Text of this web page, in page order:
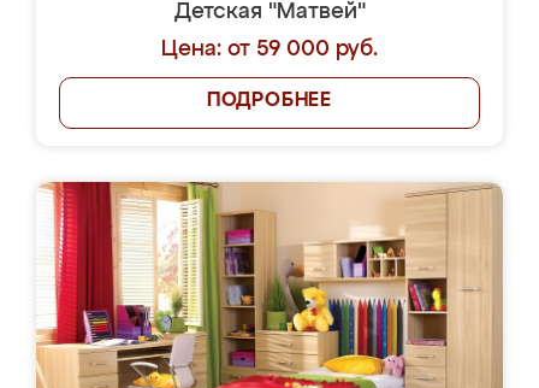
Детская "Матвей"
Цена: от 59 000 руб.
ПОДРОБНЕЕ